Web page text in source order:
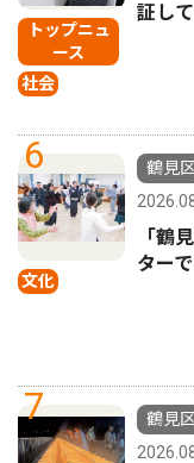
トップニュ
ース
社会
証し
6
文化
鶴見
「鶴
ター
7
鶴見